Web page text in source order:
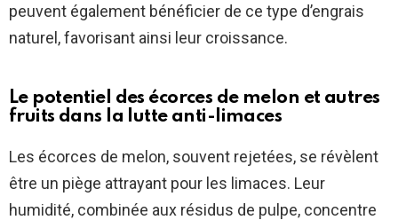
peuvent également bénéficier de ce type d’engrais
naturel, favorisant ainsi leur croissance.
Le potentiel des écorces de melon et autres
fruits dans la lutte anti-limaces
Les écorces de melon, souvent rejetées, se révèlent
être un piège attrayant pour les limaces. Leur
humidité, combinée aux résidus de pulpe, concentre